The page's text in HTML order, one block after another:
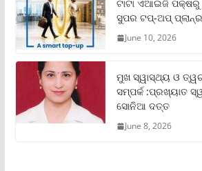
ଟାଟା ଏଆଇଜି ପକ୍ଷରୁ
ସୁପର ଟପ୍‌-ଅପ୍
June 10, 2026
ମୁଖ ସ୍ୱାସ୍ଥ୍ୟ ଓ
ସମ୍ପର୍କ :ପ୍ରଖ୍ୟାତ
ସୋନିଆ ଦତ୍ତ
June 8, 2026